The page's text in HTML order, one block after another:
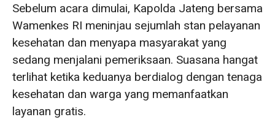
Sebelum acara dimulai, Kapolda Jateng bersama
Wamenkes RI meninjau sejumlah stan pelayanan
kesehatan dan menyapa masyarakat yang
sedang menjalani pemeriksaan. Suasana hangat
terlihat ketika keduanya berdialog dengan tenaga
kesehatan dan warga yang memanfaatkan
layanan gratis.